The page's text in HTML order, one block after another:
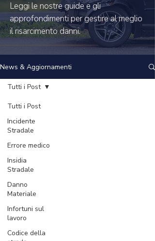
Leggi le nostre guide e gli
approfondimenti per gestire al meglio
il risarcimento danni.
News & Aggiornamenti
Tutti i Post
Incidente
Stradale
Errore medico
Insidia
Stradale
Danno
Materiale
Infortuni sul
lavoro
Codice della
Tutti i Post